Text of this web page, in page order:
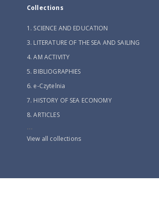
Collections
1. SCIENCE AND EDUCATION
3. LITERATURE OF THE SEA AND SAILING
4. AM ACTIVITY
5. BIBLIOGRAPHIES
6. e-Czytelnia
7. HISTORY OF SEA ECONOMY
8. ARTICLES
...
View all collections